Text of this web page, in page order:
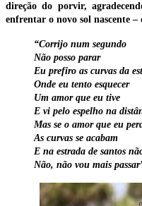
direção do porvir,
enfrentar o novo sol nascente –
“Corrijo num segundo
Não posso parar
Eu prefiro as curvas da
Onde eu tento esquecer
Um amor que eu tive
E vi pelo espelho na
Mas se o amor que eu
As curvas se acabam
E na estrada de santos
Não, não vou mais